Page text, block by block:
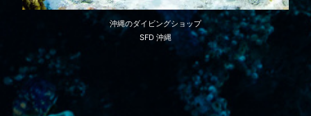
沖縄のダイビングショップ
SFD 沖縄